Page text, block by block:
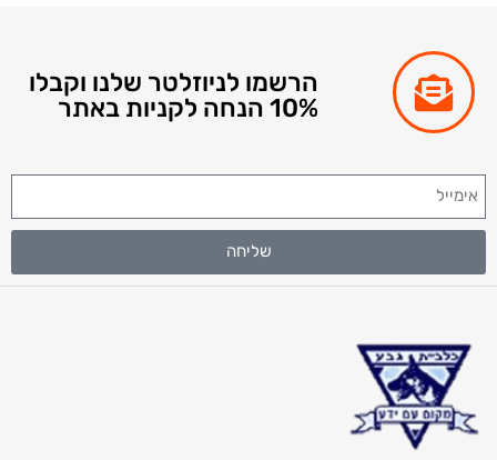
הרשמו לניוזלטר שלנו וקבלו
10% הנחה לקניות באתר
שליחה